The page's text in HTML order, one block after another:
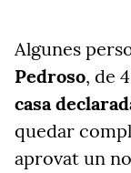
Algunes
Pedroso, de
casa
quedar
aprovat un